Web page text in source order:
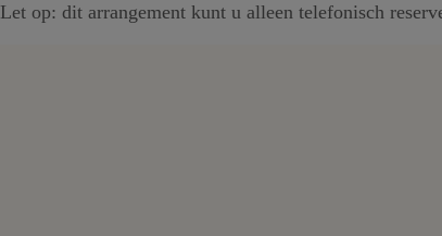
Let op: dit arrangement kunt u alleen telefonisch